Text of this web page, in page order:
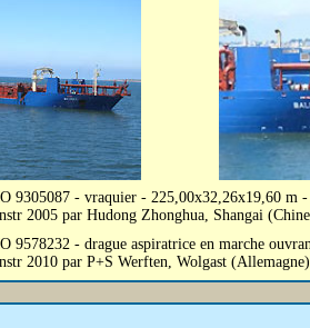
9305087 - vraquier - 225,00x32,26x19,60 m
2005 par Hudong Zhonghua, Shangai
9578232 - drague aspiratrice en marche
2010 par P+S Werften, Wolgast